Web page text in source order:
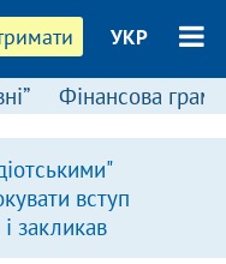
УКР
Фінансова
вступ
закликав